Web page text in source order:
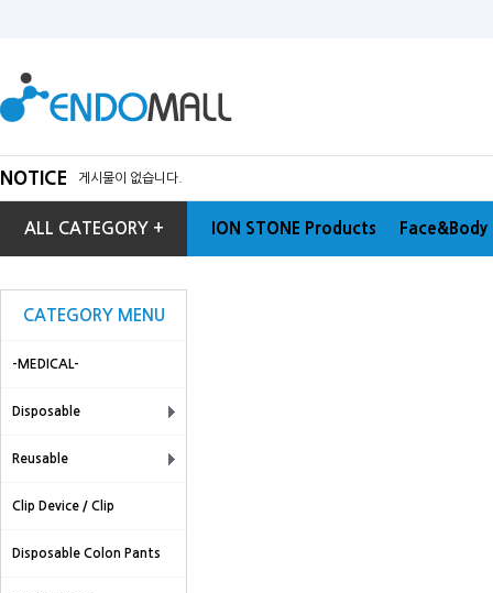
NOTICE 게시물이 없습니다.
ALL CATEGORY + ION STONE Products
CATEGORY MENU
-MEDICAL-
Disposable
Reusable
Clip Device / Clip
Disposable Colon Pants